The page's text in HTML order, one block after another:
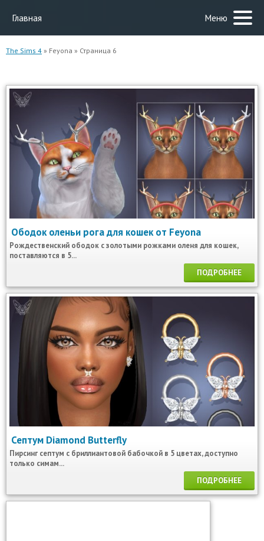
Главная Меню
The Sims 4 » Feyona » Страница 6
Ободок оленьи рога для кошек от Feyona
Рождественский ободок с золотыми рожками оленя для кошек,
поставляются в 5...
ПОДРОБНЕЕ
Септум Diamond Butterfly
Пирсинг септум с бриллиантовой бабочкой в 5 цветах, доступно
только симам...
ПОДРОБНЕЕ